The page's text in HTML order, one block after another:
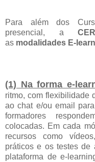
Para além dos
presencial, a
as modalidades E-
(1) Na forma e-
ritmo, com flexibilidade
ao chat e/ou email
formadores
colocadas. Em cada
recursos como
práticos e os testes de
plataforma de e-